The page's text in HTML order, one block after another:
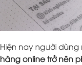
Hiện nay người
hàng online trở nên